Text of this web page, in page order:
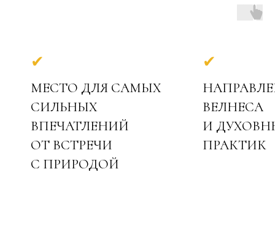
✔
МЕСТО ДЛЯ САМЫХ
СИЛЬНЫХ
ВПЕЧАТЛЕНИЙ
ОТ ВСТРЕЧИ
С ПРИРОДОЙ
✔
ВЕЛНЕСА
И
ПРАКТИК